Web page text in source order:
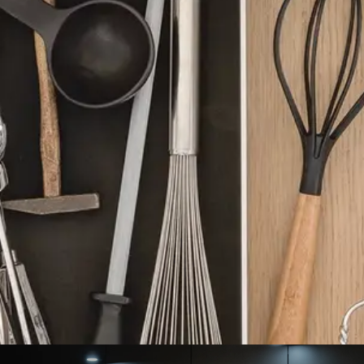
schuivende inhoud met Flock2Block
Het Flock2Block systeem voorkomt dit door gebruik
en andere accessoires blijven hierdoor